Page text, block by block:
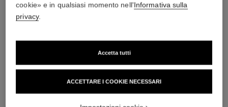
orologio première ceramica
orologio première catena
gourmette
cookie» e in qualsiasi momento nell'Informativa sulla
privacy.
ACCETTARE I COOKIE NECESSARI
Accetta tutti